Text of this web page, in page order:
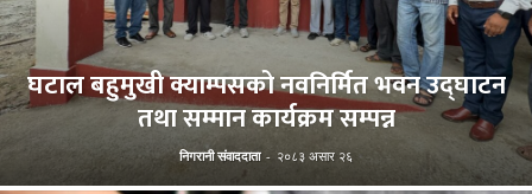
घटाल बहुमुखी क्याम्पसको नवनिर्मित भवन उद्घाटन
तथा सम्मान कार्यक्रम सम्पन्न
निगरानी संवाददाता - २०८३ असार २६